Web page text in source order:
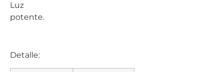
Luz
potente.
Detalle: